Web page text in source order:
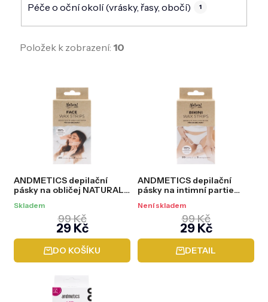
Péče o oční okolí (vrásky, řasy, obočí) 1
Položek k zobrazení: 10
u
k
t
ANDMETICS depilační
pásky na obličej NATURAL
Skladem
29 Kč
99 Kč
DO KOŠÍKU
ANDMETICS depilační
pásky na intimní partie
Není skladem
29 Kč
99 Kč
DETAIL